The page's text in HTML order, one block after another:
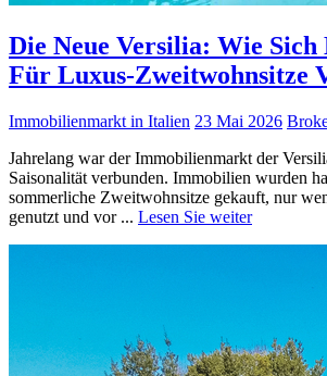
Die Neue Versilia: Wie
Für Luxus-Zweitwohnsitze
Immobilienmarkt in Italien 23 Mai 2026
Jahrelang war der Immobilienmarkt der
Saisonalität verbunden. Immobilien wurden
sommerliche Zweitwohnsitze gekauft, nur
genutzt und vor ... Lesen Sie weiter